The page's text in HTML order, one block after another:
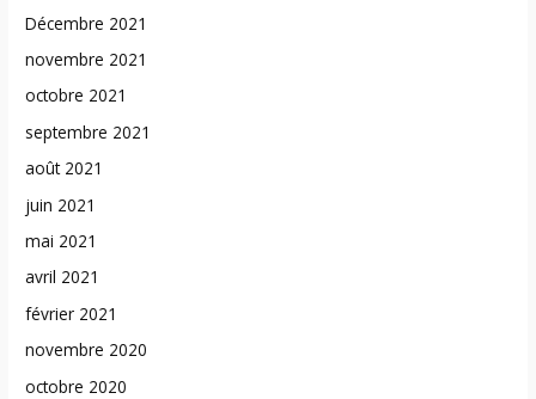
Décembre 2021
novembre 2021
octobre 2021
septembre 2021
août 2021
juin 2021
mai 2021
avril 2021
février 2021
novembre 2020
octobre 2020